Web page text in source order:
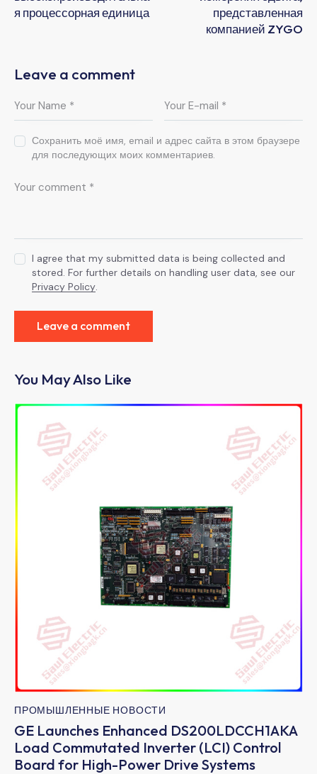
я процессорная единица
представленная
компанией ZYGO
Leave a comment
Сохранить моё имя, email и адрес сайта в этом браузере
для последующих моих комментариев.
I agree that my submitted data is being collected and
stored. For further details on handling user data, see our
Privacy Policy.
You May Also Like
ПРОМЫШЛЕННЫЕ НОВОСТИ
GE Launches Enhanced DS200LDCCH1AKA
Load Commutated Inverter (LCI) Control
Board for High-Power Drive Systems